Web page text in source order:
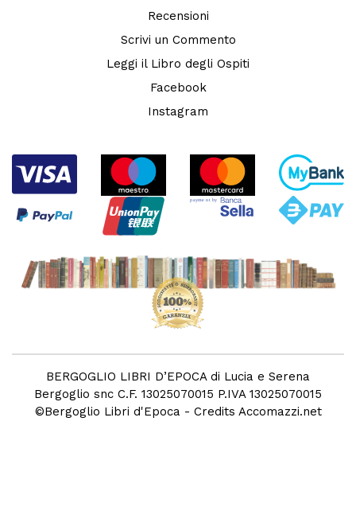
Recensioni
Scrivi un Commento
Leggi il Libro degli Ospiti
Facebook
Instagram
BERGOGLIO LIBRI D’EPOCA di Lucia e Serena
Bergoglio snc C.F. 13025070015 P.IVA 13025070015
©Bergoglio Libri d'Epoca - Credits Accomazzi.net